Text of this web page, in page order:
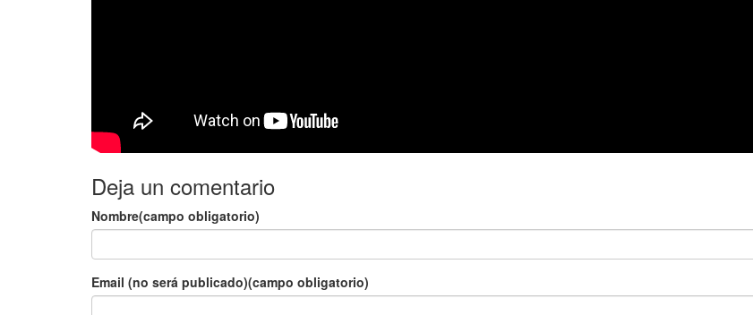
Deja un comentario
Nombre(campo obligatorio)
Email (no será publicado)(campo obligatorio)